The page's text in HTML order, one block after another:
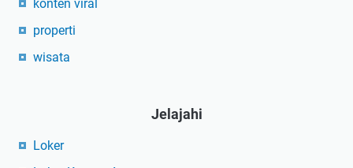
konten viral
properti
wisata
Jelajahi
Loker